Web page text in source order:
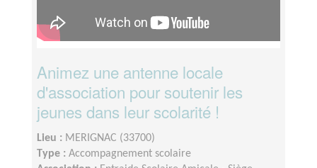
Animez une antenne locale
d'association pour soutenir les
jeunes dans leur scolarité !
Lieu : MERIGNAC (33700)
Type : Accompagnement scolaire